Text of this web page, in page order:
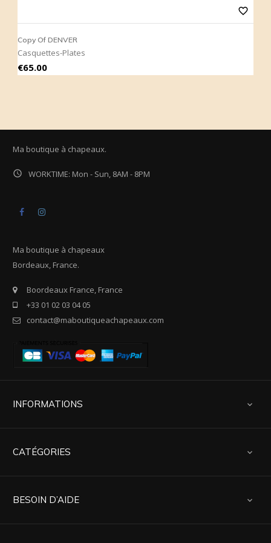
favorite_border
Copy Of DENVER
Casquettes-Plates
Price
€65.00
Ma boutique à chapeaux.
 WORKTIME: Mon - Sun, 8AM - 8PM
Facebook
Ma boutique à chapeaux
Bordeaux, France.
Boordeaux France, France
+33 01 02 03 04 05
contact@maboutiqueachapeaux.com
INFORMATIONS 
CATÉGORIES 
BESOIN D’AIDE 